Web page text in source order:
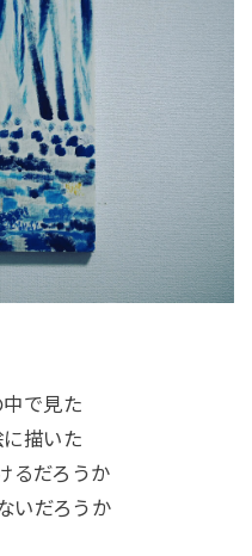
で見た
描いた
るだろうか
いだろうか